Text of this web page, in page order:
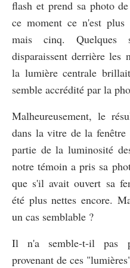
flash et prend sa photo
ce moment ce n'est
mais cinq. Quelques
disparaissent derrière les
la lumière centrale
semble accrédité par la
Malheureusement, le
dans la vitre de la
partie de la luminosité
notre témoin a pris sa
que s'il avait ouvert sa
été plus nettes encore.
un cas semblable ?
Il n'a semble-t-il pas
provenant de ces